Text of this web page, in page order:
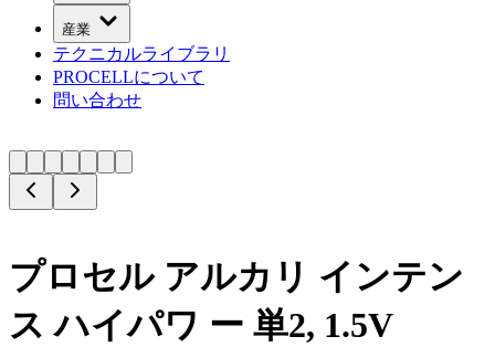
産業
テクニカルライブラリ
PROCELLについて
問い合わせ
プロセル アルカリ インテン
ス ハイパワ ー 単2, 1.5V